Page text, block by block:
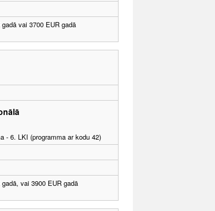
vai 3700 EUR gadā
- 6. LKI (programma ar kodu 42)
vai 3900 EUR gadā